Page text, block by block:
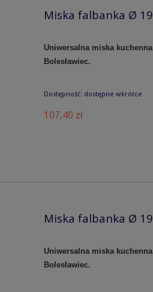
Miska falbanka Ø
Uniwersalna miska
Bolesławiec.
Dostępność: dostępne wkrótce
107,40 zł
Miska falbanka Ø
Uniwersalna miska
Bolesławiec.